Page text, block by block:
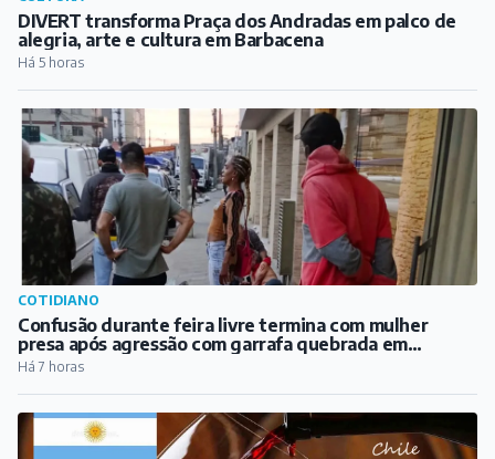
DIVERT transforma Praça dos Andradas em palco de
alegria, arte e cultura em Barbacena
Há 5 horas
COTIDIANO
Confusão durante feira livre termina com mulher
presa após agressão com garrafa quebrada em
Barbacena
Há 7 horas